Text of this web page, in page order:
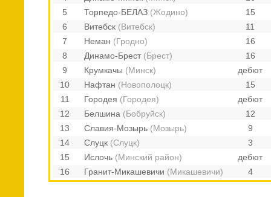
5
Торпедо-БЕЛАЗ (Жодино)
15
6
Витебск (Витебск)
11
7
Неман (Гродно)
16
8
Динамо-Брест (Брест)
16
9
Крумкачы (Минск)
дебют
10
Нафтан (Новополоцк)
15
11
Городея (Городея)
дебют
12
Белшина (Бобруйск)
12
13
Славия-Мозырь (Мозырь)
9
14
Слуцк (Слуцк)
3
15
Ислочь (Минский район)
дебют
16
Гранит-Микашевичи (Микашевичи) 4